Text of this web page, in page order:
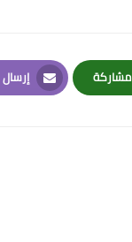
مشاركة
Whatsapp
إرسال
Email